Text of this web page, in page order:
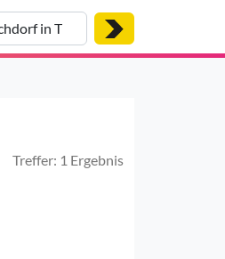
Treffer: 1 Ergebnis